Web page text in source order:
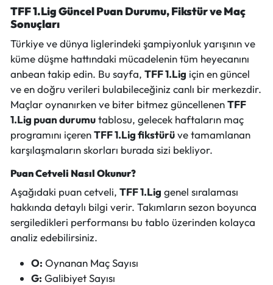
TFF 1.Lig Güncel Puan Durumu, Fikstür ve Maç
Sonuçları
Türkiye ve dünya liglerindeki şampiyonluk yarışının ve
küme düşme hattındaki mücadelenin tüm heyecanını
anbean takip edin. Bu sayfa, TFF 1.Lig için en güncel
ve en doğru verileri bulabileceğiniz canlı bir merkezdir.
Maçlar oynanırken ve biter bitmez güncellenenTFF
1.Lig puan durumutablosu, gelecek haftaların maç
programını içerenTFF 1.Lig fikstürüve tamamlanan
karşılaşmaların skorları burada sizi bekliyor.
Puan Cetveli Nasıl Okunur?
Aşağıdaki puan cetveli, TFF 1.Lig genel sıralaması
hakkında detaylı bilgi verir. Takımların sezon boyunca
sergiledikleri performansı bu tablo üzerinden kolayca
analiz edebilirsiniz.
O: Oynanan Maç Sayısı
G: Galibiyet Sayısı